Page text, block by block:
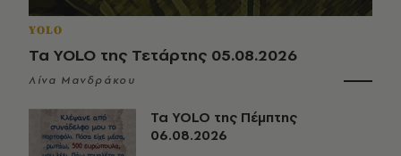
YOLO
Τα YOLO της Τετάρτης 05.08.2026
Λίνα Μανδράκου
Τα YOLO της Πέμπτης
06.08.2026